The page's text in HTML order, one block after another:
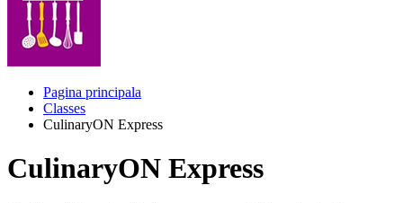
Pagina principala
Classes
CulinaryON Express
CulinaryON Express